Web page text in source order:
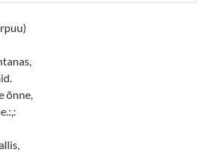
õnne,